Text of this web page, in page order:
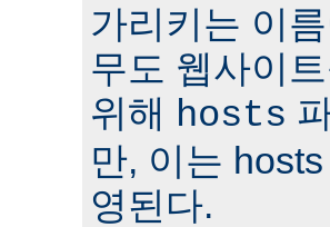
가리키는 이
무도 웹사이
위해 hosts
만, 이는
영된다.